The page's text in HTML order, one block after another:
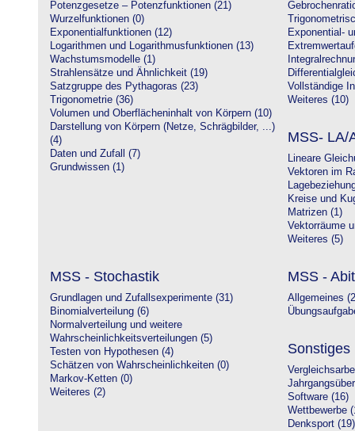
Potenzgesetze – Potenzfunktionen (21)
Wurzelfunktionen (0)
Exponentialfunktionen (12)
Logarithmen und Logarithmusfunktionen (13)
Wachstumsmodelle (1)
Strahlensätze und Ähnlichkeit (19)
Satzgruppe des Pythagoras (23)
Trigonometrie (36)
Volumen und Oberflächeninhalt von Körpern (10)
Darstellung von Körpern (Netze, Schrägbilder, ...)
(4)
Daten und Zufall (7)
Grundwissen (1)
Exponential-
Vollständige
Weiteres (10)
MSS- LA/
Lineare
Vektoren im
Kreise und
Matrizen (1)
Vektorräume
Weiteres (5)
MSS - Stochastik
Grundlagen und Zufallsexperimente (31)
Binomialverteilung (6)
Normalverteilung und weitere
Wahrscheinlichkeitsverteilungen (5)
Testen von Hypothesen (4)
Schätzen von Wahrscheinlichkeiten (0)
Markov-Ketten (0)
Weiteres (2)
MSS -
Allgemeines
Sonstiges
Software (16)
Wettbewerbe
Denksport (19)